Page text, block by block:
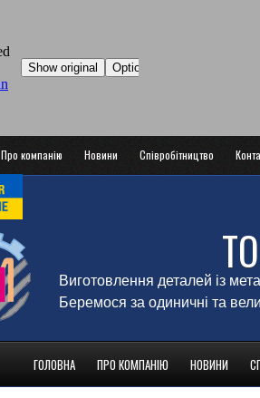
Про компанію Новини Співробітництво
Виготовлення деталей із
Беремося за одиничні та
ГОЛОВНА ПРО КОМПАНІЮ НОВИНИ